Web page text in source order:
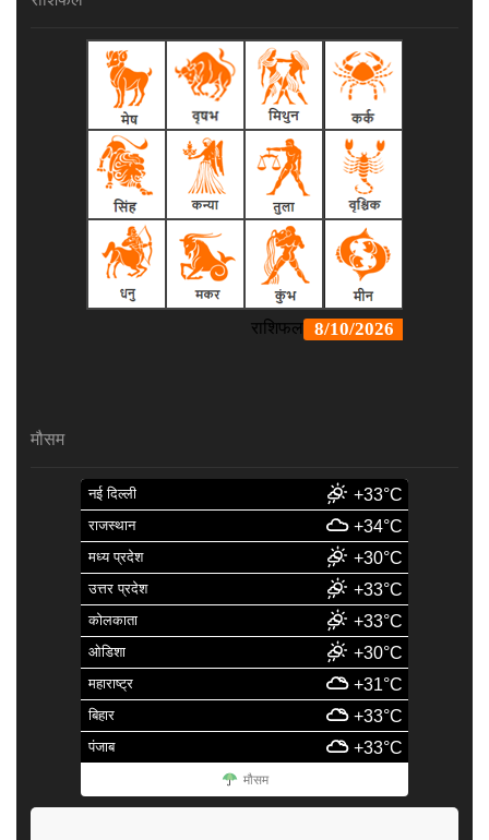
मौसम
नई दिल्ली +33°C
राजस्थान +34°C
मध्य प्रदेश +30°C
उत्तर प्रदेश +33°C
कोलकाता +33°C
ओडिशा +30°C
महाराष्ट्र +31°C
बिहार +33°C
पंजाब +33°C
मौसम